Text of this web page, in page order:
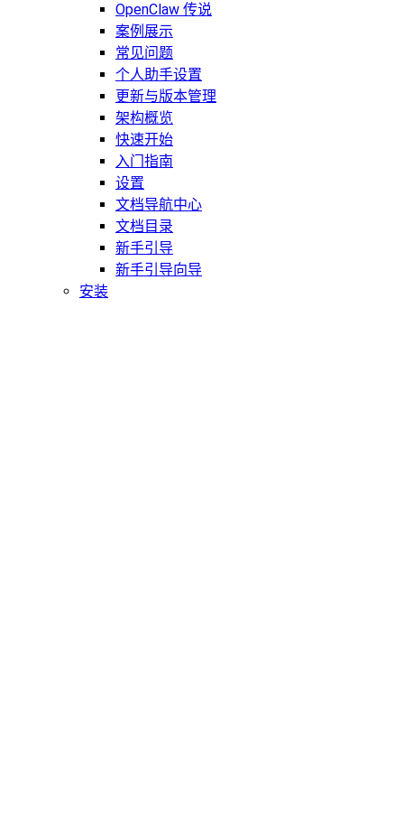
OpenClaw 传说
案例展示
常见问题
个人助手设置
更新与版本管理
架构概览
快速开始
入门指南
设置
文档导航中心
文档目录
新手引导
新手引导向导
安装